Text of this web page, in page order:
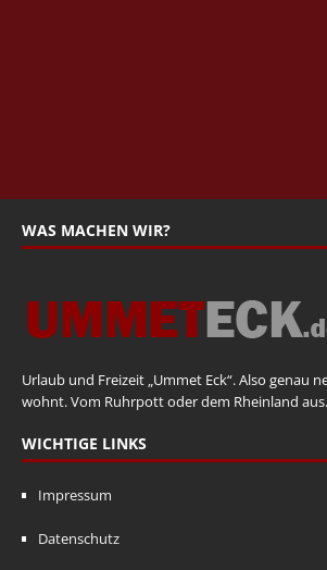
WAS MACHEN WIR?
Urlaub und Freizeit „Ummet Eck“. Also genau
wohnt. Vom Ruhrpott oder dem Rheinland aus.
WICHTIGE LINKS
Impressum
Datenschutz